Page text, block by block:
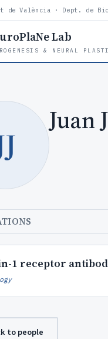
de València · Dept. de
Lab
& NEURAL
Juan
1 receptor
to people